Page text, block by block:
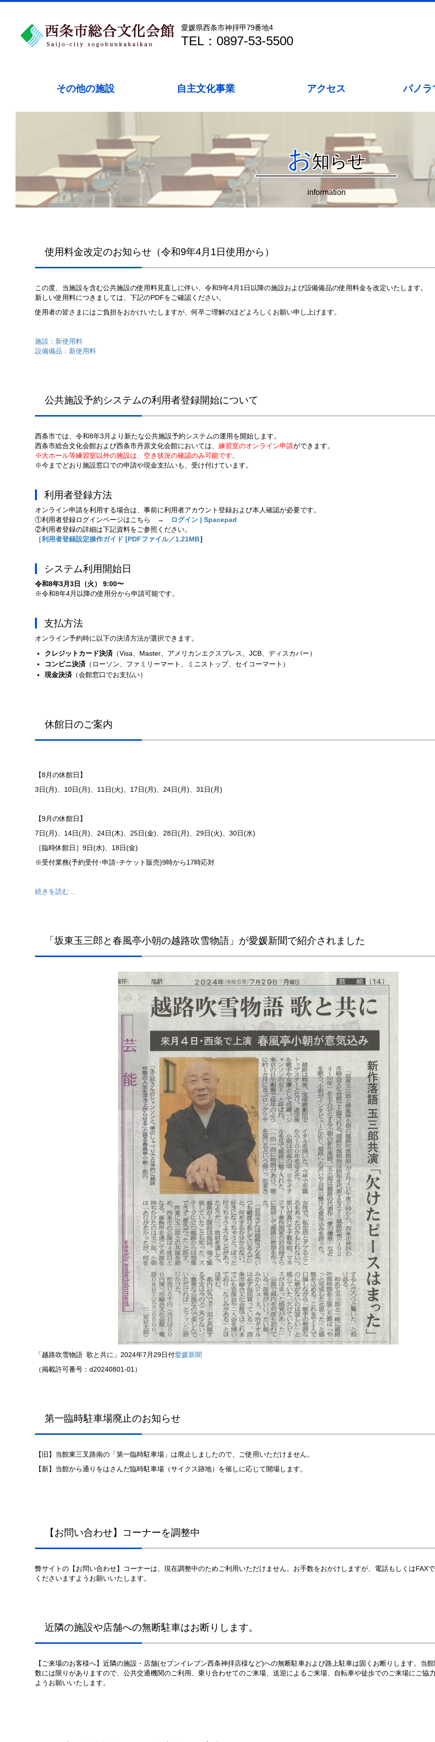
愛媛県西条市神拝甲79番地4
TEL：0897-53-5500
その他の施設 自主文化事業 アクセス パノラ
お知らせ
information
使用料金改定のお知らせ（令和9年4月1日使用から）
この度、当施設を含む公共施設の使用料見直しに伴い、令和9年4月1日以降の施設および設備備品の使用料金を改定いたします。
新しい使用料につきましては、下記のPDFをご確認ください。
使用者の皆さまにはご負担をおかけいたしますが、何卒ご理解のほどよろしくお願い申し上げます。
施設：新使用料
設備備品：新使用料
公共施設予約システムの利用者登録開始について
西条市では、令和8年3月より新たな公共施設予約システムの運用を開始します。
西条市総合文化会館および西条市丹原文化会館においては、 練習室のオンライン申請ができます。
※大ホール等練習室以外の施設は、空き状況の確認のみ可能です。
※今までどおり施設窓口での申請や現金支払いも、受け付けています。
利用者登録方法
オンライン申請を利用する場合は、事前に利用者アカウント登録および本人確認が必要です。
①利用者登録ログインページはこちら →
ログイン | Spacepad
②利用者登録の詳細は下記資料をご参照ください。
［利用者登録設定操作ガイド [PDFファイル／1.21MB］
システム利用開始日
令和8年3月3日（火） 9:00〜
※令和8年4月以降の使用分から申請可能です。
支払方法
オンライン予約時に以下の決済方法が選択できます。
クレジットカード決済 （Visa、Master、アメリカンエクスプレス、JCB、ディスカバー）
コンビニ決済 （ローソン、ファミリーマート、ミニストップ、セイコーマート）
現金決済 （会館窓口でお支払い）
休館日のご案内
【8月の休館日】
3日(月)、10日(月)、11日(火)、17日(月)、24日(月)、31日(月)
【9月の休館日】
7日(月)、14日(月)、24日(木)、25日(金)、28日(月)、29日(火)、30日(水)
［臨時休館日］9日(水)、18日(金)
※受付業務(予約受付･申請･チケット販売)9時から17時応対
続きを読む…
「坂東玉三郎と春風亭小朝の越路吹雪物語」が愛媛新聞で紹介されました
「越路吹雪物語 歌と共に」2024年7月29日付愛媛新聞
（掲載許可番号：d20240801-01）
第一臨時駐車場廃止のお知らせ
【旧】当館東三叉路南の「第一臨時駐車場」は廃止しましたので、ご使用いただけません。
【新】当館から通りをはさんだ臨時駐車場（サイクス跡地）を催しに応じて開場します。
【お問い合わせ】コーナーを調整中
弊サイトの【お問い合わせ】コーナーは、現在調整中のためご利用いただけません。お手数をおかけしますが、電話もしくはFAX
くださいますようお願いいたします。
近隣の施設や店舗への無断駐車はお断りします。
【ご来場のお客様へ】近隣の施設・店舗(セブンイレブン西条神拝店様など)への無断駐車および路上駐車は固くお断りします。当
数には限りがありますので、公共交通機関のご利用、乗り合わせてのご来場、送迎によるご来場、自転車や徒歩でのご来場にご協
ようお願いいたします。